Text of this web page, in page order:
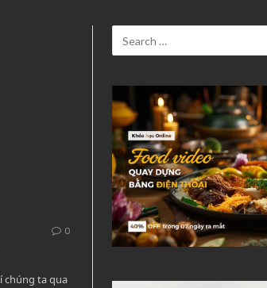
0
chúng ta qua